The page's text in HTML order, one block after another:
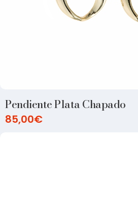
Pendiente Plata Chapado
85,00€